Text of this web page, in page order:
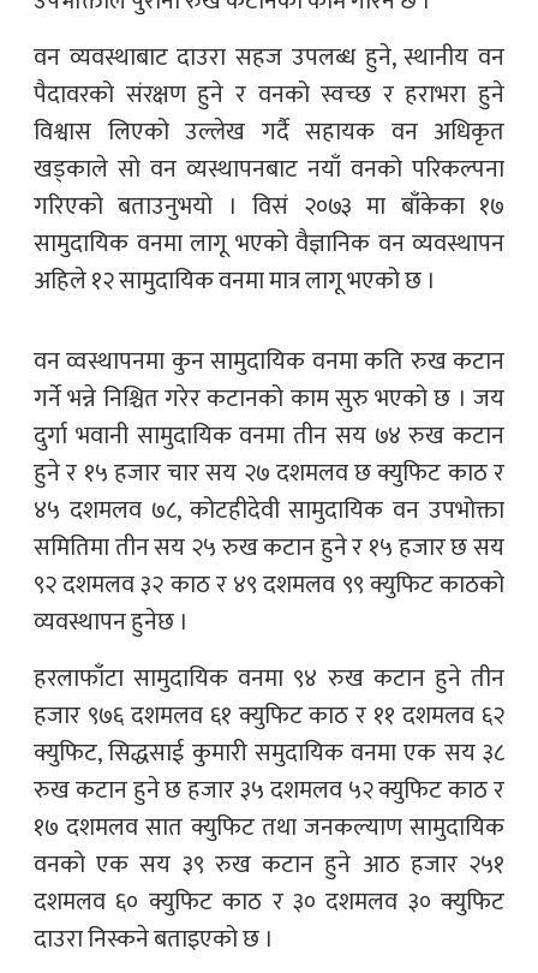
वन व्यवस्थाबाट दाउरा सहज उपलब्ध हुने, स्थानीय वन
पैदावरको संरक्षण हुने र वनको स्वच्छ र हराभरा हुने
विश्वास लिएको उल्लेख गर्दै सहायक वन अधिकृत
खड्काले सो वन व्यस्थापनबाट नयाँ वनको परिकल्पना
गरिएको बताउनुभयो । विसं २०७३ मा बाँकेका १७
सामुदायिक वनमा लागू भएको वैज्ञानिक वन व्यवस्थापन
अहिले १२ सामुदायिक वनमा मात्र लागू भएको छ ।
वन व्वस्थापनमा कुन सामुदायिक वनमा कति रुख कटान
गर्ने भन्ने निश्चित गरेर कटानको काम सुरु भएको छ । जय
दुर्गा भवानी सामुदायिक वनमा तीन सय ७४ रुख कटान
हुने र १५ हजार चार सय २७ दशमलव छ क्युफिट काठ र
४५ दशमलव ७८, कोटहीदेवी सामुदायिक वन उपभोक्ता
समितिमा तीन सय २५ रुख कटान हुने र १५ हजार छ सय
९२ दशमलव ३२ काठ र ४९ दशमलव ९९ क्युफिट काठको
व्यवस्थापन हुनेछ ।
हरलाफाँटा सामुदायिक वनमा ९४ रुख कटान हुने तीन
हजार ९७६ दशमलव ६१ क्युफिट काठ र ११ दशमलव ६२
क्युफिट, सिद्धसाई कुमारी समुदायिक वनमा एक सय ३८
रुख कटान हुने छ हजार ३५ दशमलव ५२ क्युफिट काठ र
१७ दशमलव सात क्युफिट तथा जनकल्याण सामुदायिक
वनको एक सय ३९ रुख कटान हुने आठ हजार २५१
दशमलव ६० क्युफिट काठ र ३० दशमलव ३० क्युफिट
दाउरा निस्कने बताइएको छ ।